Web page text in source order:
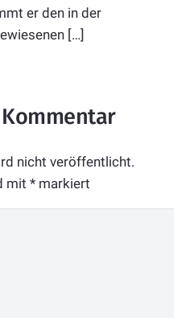
er den in der
[…]
nicht veröffentlicht.
mit *markiert